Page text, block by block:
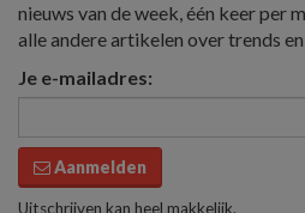
nieuws van de week, één keer per
alle andere artikelen over trends
Je e-mailadres:
Aanmelden
Uitschrijven kan heel makkelijk.